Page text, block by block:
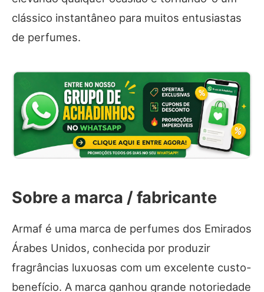
clássico instantâneo para muitos entusiastas
de perfumes.
Sobre a marca / fabricante
Armaf é uma marca de perfumes dos Emirados
Árabes Unidos, conhecida por produzir
fragrâncias luxuosas com um excelente custo-
benefício. A marca ganhou grande notoriedade